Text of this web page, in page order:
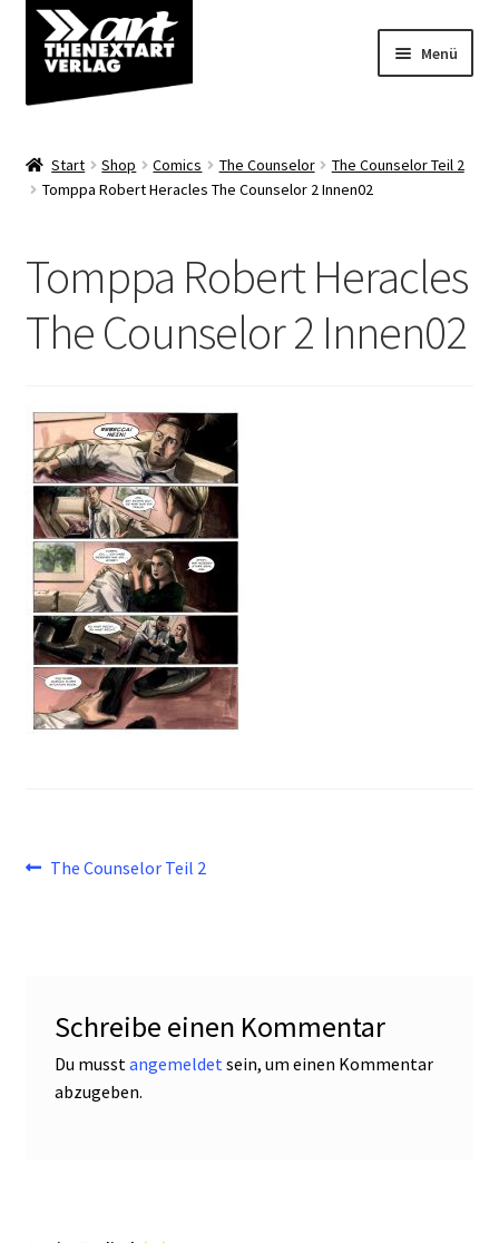
Zur
Navigation
springen
Zum
Inhalt
springen
Menü
Shop
Start Shop Comics The Counselor
The Counselor Teil 2
Tomppa Robert Heracles The Counselor 2 Innen02
Tomppa Robert Heracles
The Counselor 2 Innen02
Beitragsnavigation
Vorheriger
The Counselor Teil 2
Schreibe einen Kommentar
Du musst angemeldet sein, um einen Kommentar
abzugeben.